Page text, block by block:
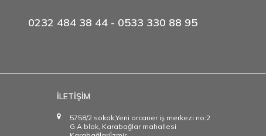
0232 484 38 44 - 0533 330 88 95
İLETİŞİM
5758/2 sokak,Yeni orcaner iş merkezi no:2
G A blok, Karabağlar mahallesi